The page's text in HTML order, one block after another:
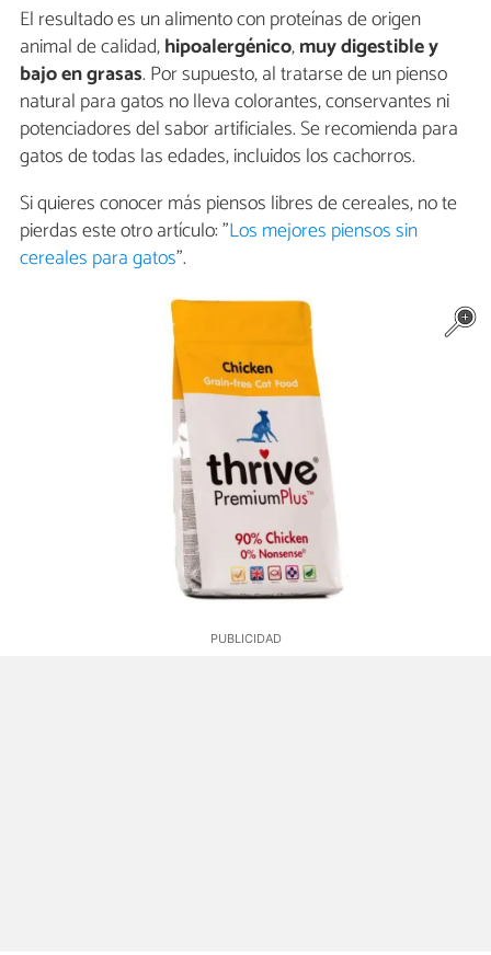
El resultado es un alimento con proteínas de origen
animal de calidad,hipoalergénico,muy digestible y
bajo en grasas. Por supuesto, al tratarse de un pienso
natural para gatos no lleva colorantes, conservantes ni
potenciadores del sabor artificiales. Se recomienda para
gatos de todas las edades, incluidos los cachorros.
Si quieres conocer más piensos libres de cereales, no te
pierdas este otro artículo: "Los mejores piensos sin
cereales para gatos".